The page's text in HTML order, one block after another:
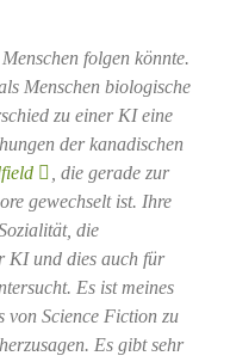
folgen könnte.
Menschen biologische
zu einer KI eine
der kanadischen
, die gerade zur
gewechselt ist. Ihre
die
KI und dies auch für
Es ist meines
von Science Fiction zu
Es gibt sehr